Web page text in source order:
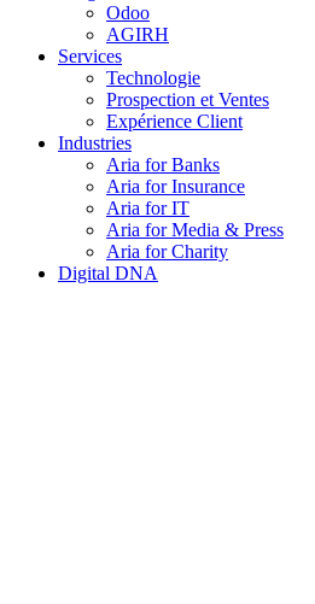
Odoo
AGIRH
Services
Technologie
Prospection et Ventes
Expérience Client
Industries
Aria for Banks
Aria for Insurance
Aria for IT
Aria for Media & Press
Aria for Charity
Digital DNA